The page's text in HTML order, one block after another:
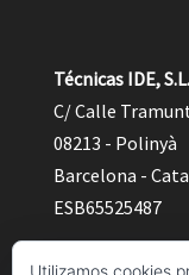
Técnicas IDE, S.L.
C/ Calle
08213 - Polinyà
Barcelona -
ESB65525487
Utilizamos cookies